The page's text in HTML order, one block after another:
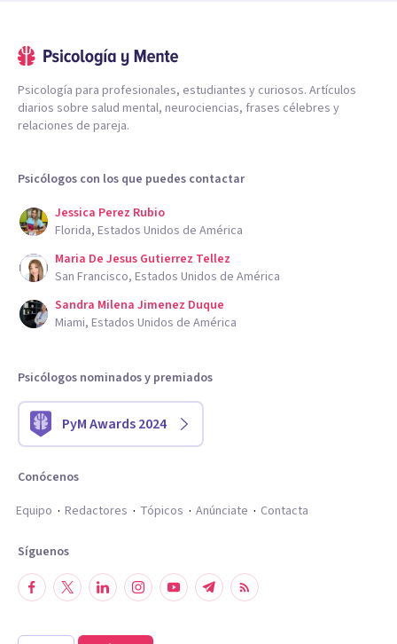
Psicología para profesionales, estudiantes y curiosos. Artículos
diarios sobre salud mental, neurociencias, frases célebres y
relaciones de pareja.
Psicólogos con los que puedes contactar
Jessica Perez Rubio
Florida, Estados Unidos de América
Maria De Jesus Gutierrez Tellez
San Francisco, Estados Unidos de América
Sandra Milena Jimenez Duque
Miami, Estados Unidos de América
Psicólogos nominados y premiados
PyM Awards 2024
Conócenos
Equipo
Redactores Tópicos Anúnciate Contacta
Síguenos